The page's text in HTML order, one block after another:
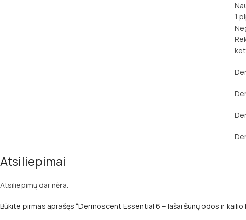
1
Atsiliepimai
Atsiliepimų dar nėra.
Būkite pirmas aprašęs “Dermoscent Essential 6 – lašai šunų odos ir